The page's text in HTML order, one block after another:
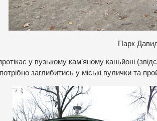
Парк
у вузькому кам’яному каньйоні
заглибитись у міські вулички та